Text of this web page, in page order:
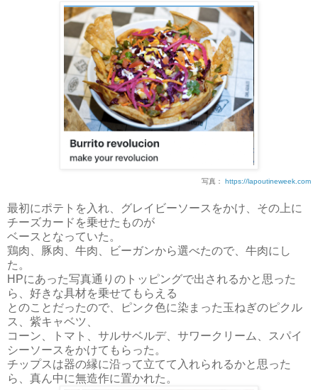
写真： https://lapoutineweek.com
最初にポテトを入れ、グレイビーソースをかけ、その上に
チーズカードを乗せたものが
ベースとなっていた。
鶏肉、豚肉、牛肉、ビーガンから選べたので、牛肉にし
た。
HPにあった写真通りのトッピングで出されるかと思った
ら、好きな具材を乗せて もらえる
とのことだったので、ピンク色に染まった玉ねぎのピクル
ス、紫キャベツ、
コーン、トマト、サルサベルデ、サワークリーム、スパイ
シーソースをかけてもらった。
チップスは器の縁に沿って立てて入れられるかと思った
ら、真ん中に無造作に置かれた。